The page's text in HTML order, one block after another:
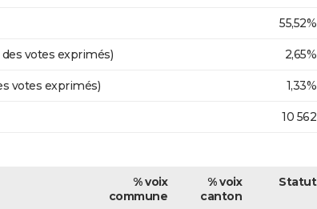
55,52%
votes exprimés) 2,65%
votes exprimés) 1,33%
10 562
% voix
commune
% voix
canton
Statut